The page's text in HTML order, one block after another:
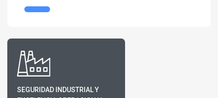
SEGURIDAD INDUSTRIAL Y